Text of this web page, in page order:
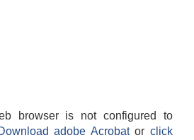
browser is not configured to
adobe Acrobatorclick